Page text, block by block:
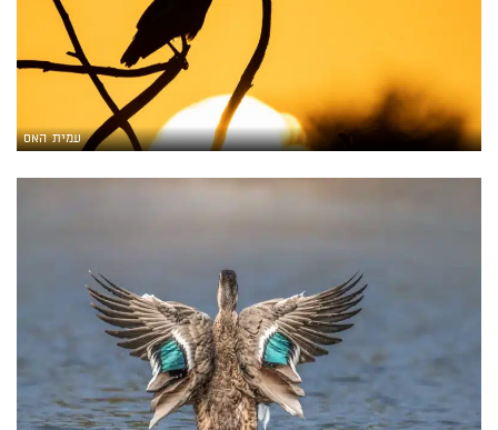
עמית האס